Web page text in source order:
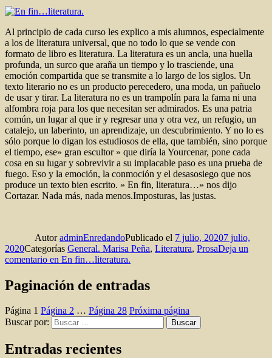
Al principio de cada curso les explico a mis alumnos, especialmente
a los de literatura universal, que no todo lo que se vende con
formato de libro es literatura. La literatura es un ancla, una huella
profunda, un surco que araña un tiempo y lo trasciende, una
emoción compartida que se transmite a lo largo de los siglos. Un
texto literario no es un producto perecedero, una moda, un pañuelo
de usar y tirar. La literatura no es un trampolín para la fama ni una
alfombra roja para los que necesitan ser admirados. Es una patria
común, un lugar al que ir y regresar una y otra vez, un refugio, un
catalejo, un laberinto, un aprendizaje, un descubrimiento. Y no lo es
sólo porque lo digan los estudiosos de ella, que también, sino porque
el tiempo, ese» gran escultor » que diría la Yourcenar, pone cada
cosa en su lugar y sobrevivir a su implacable paso es una prueba de
fuego. Eso y la emoción, la conmoción y el desasosiego que nos
produce un texto bien escrito. » En fin, literatura…» nos dijo
Cortazar. Nada más, nada menos.Imposturas, las justas.
AutoradminEnredandoPublicado el 7 julio, 20207 julio,
2020Categorías General. Marisa Peña, Literatura, ProsaDeja un
comentario en En fin…literatura.
Paginación de entradas
Página 1 Página 2 … Página 28 Próxima página
Buscar por:
Buscar
Entradas recientes